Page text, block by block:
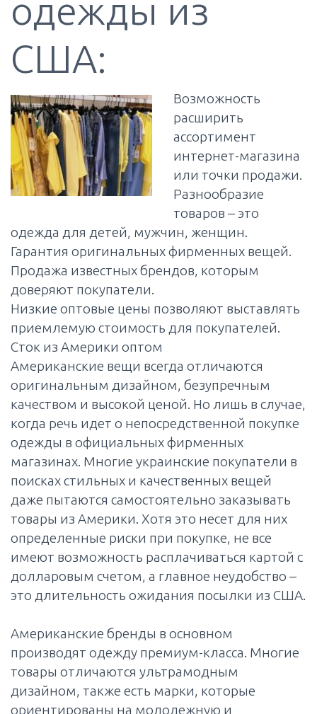
одежды из
США:
Возможность
расширить
ассортимент
интернет-магазина
или точки продажи.
Разнообразие
товаров – это
одежда для детей, мужчин, женщин.
Гарантия оригинальных фирменных вещей.
Продажа известных брендов, которым
доверяют покупатели.
Низкие оптовые цены позволяют выставлять
приемлемую стоимость для покупателей.
Сток из Америки оптом
Американские вещи всегда отличаются
оригинальным дизайном, безупречным
качеством и высокой ценой. Но лишь в случае,
когда речь идет о непосредственной покупке
одежды в официальных фирменных
магазинах. Многие украинские покупатели в
поисках стильных и качественных вещей
даже пытаются самостоятельно заказывать
товары из Америки. Хотя это несет для них
определенные риски при покупке, не все
имеют возможность расплачиваться картой с
долларовым счетом, а главное неудобство –
это длительность ожидания посылки из США.
Американские бренды в основном
производят одежду премиум-класса. Многие
товары отличаются ультрамодным
дизайном, также есть марки, которые
ориентированы на молодежную и